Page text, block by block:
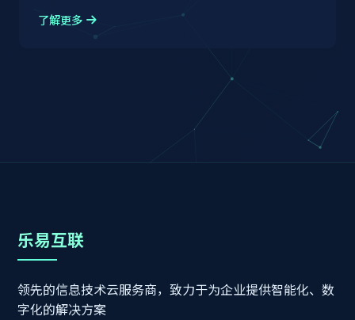
了解更多
乐易互联
领先的信息技术云服务商，致力于为企业提供智能化、数
字化的解决方案